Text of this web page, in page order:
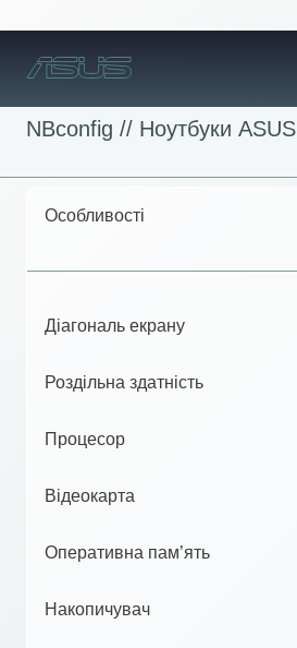
NBconfig // Ноутбуки ASUS
Особливості
Діагональ екрану
Роздільна здатність
Процесор
Відеокарта
Оперативна пам’ять
Накопичувач